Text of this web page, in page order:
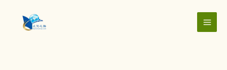
content